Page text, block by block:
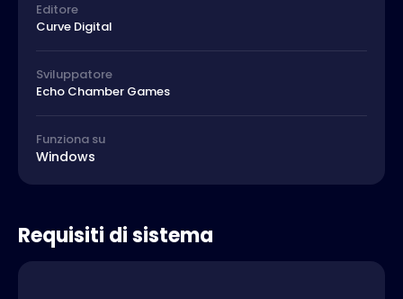
Editore
Curve Digital
Sviluppatore
Echo Chamber Games
Funziona su
Windows
Requisiti di sistema